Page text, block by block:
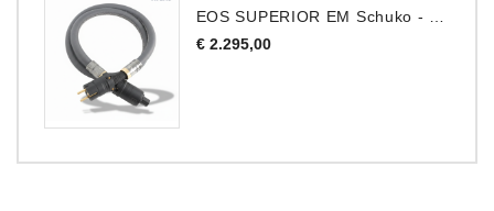
€ 2.295,00Prijs